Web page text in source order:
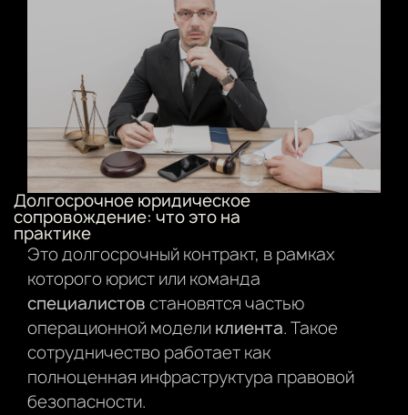
Долгосрочное юридическое
сопровождение: что это на
практике
Это долгосрочный контракт, в рамках
которого юрист или команда
специалистов становятся частью
операционной модели клиента. Такое
сотрудничество работает как
полноценная инфраструктура правовой
безопасности.